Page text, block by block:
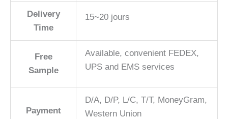
Delivery
Time
15~20 jours
Free
Sample
Available, convenient FEDEX,
UPS and EMS services
Payment
D/A, D/P, L/C, T/T, MoneyGram,
Western Union